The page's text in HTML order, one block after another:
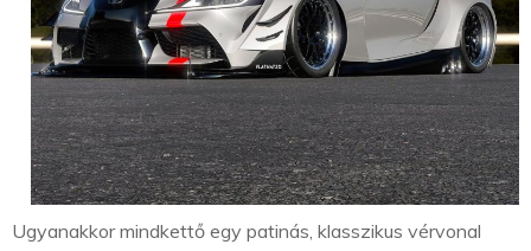
Ugyanakkor mindkettő egy patinás, klasszikus vérvonal